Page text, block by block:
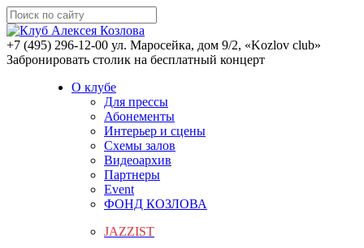
+7 (495) 296-12-00 ул. Маросейка, дом 9/2, «Kozlov club»
Забронировать столик на бесплатный концерт
О клубе
Для прессы
Абонементы
Интерьер и сцены
Схемы залов
Видеоархив
Партнеры
Event
ФОНД КОЗЛОВА
JAZZIST